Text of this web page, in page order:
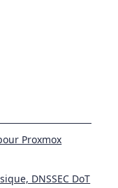
Proxmox
DNSSEC DoT